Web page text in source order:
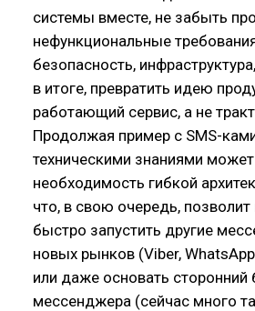
системы вместе, не забыть про
нефункциональные
безопасность,
в итоге, превратить идею
работающий сервис, а не
Продолжая пример с SMS-
техническими знаниями
необходимость гибкой
что, в свою очередь,
быстро запустить другие
новых рынков (Viber,
или даже основать сторонний
мессенджера (сейчас много